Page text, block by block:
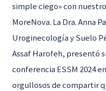
simple ciego» con
MoreNova. La Dra. Anna
Uroginecología y Suelo
Assaf Harofeh, presentó
conferencia ESSM 2024
orgullosos de compartir